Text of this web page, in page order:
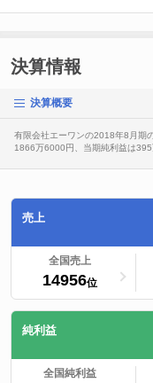
決算情報
決算概要
有限会社エーワンの2018年8月期
1866万6000円、当期純利益は395
売上
全国売上
14956位
ランキングへ
純利益
全国純利益
ランキングへ